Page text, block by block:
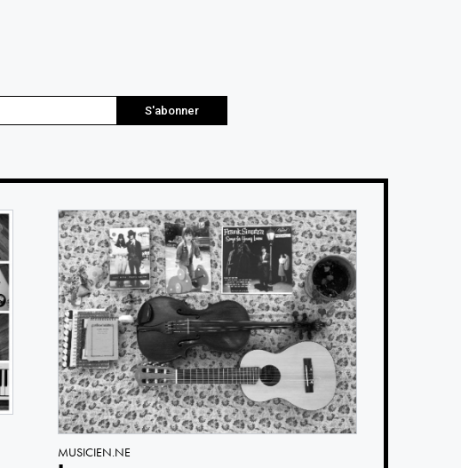
S'abonner
MUSICIEN.NE